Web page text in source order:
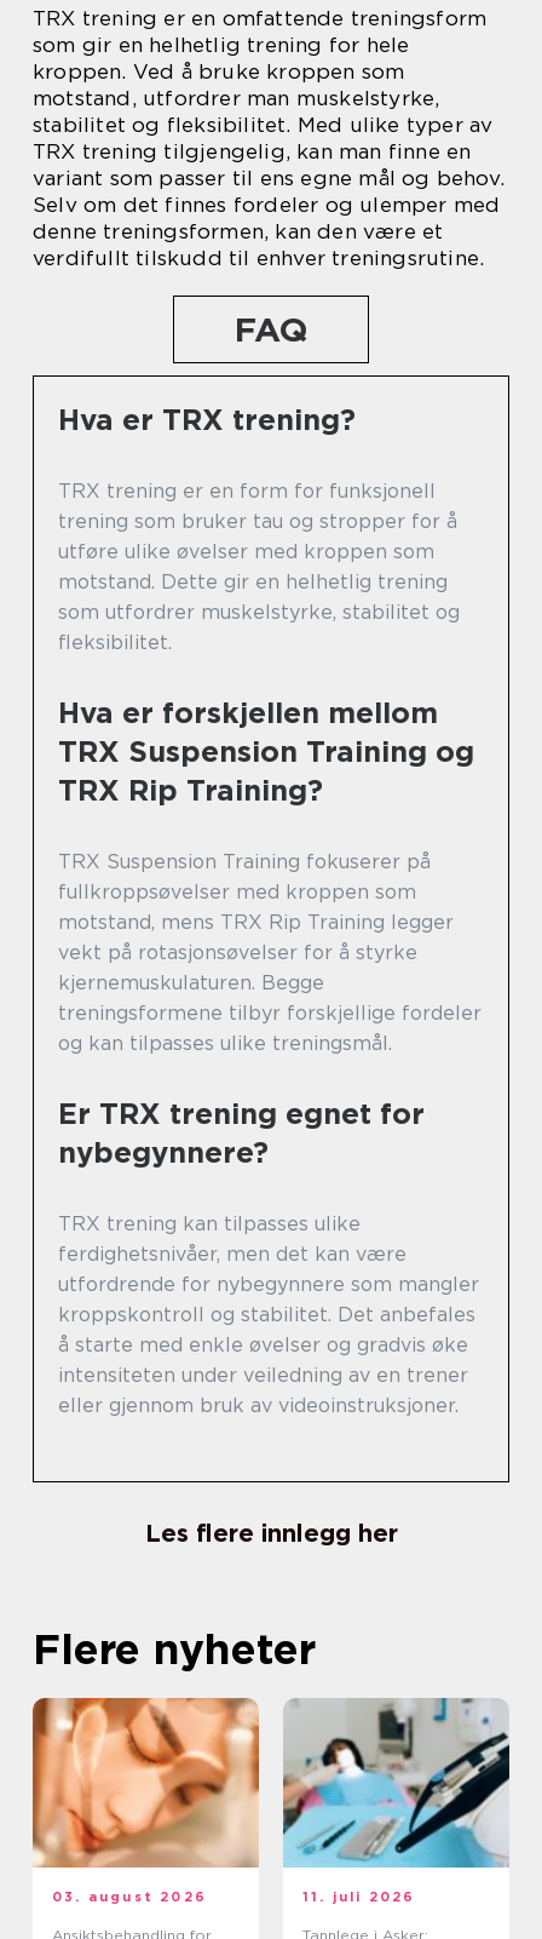
TRX trening er en omfattende treningsform
som gir en helhetlig trening for hele
kroppen. Ved å bruke kroppen som
motstand, utfordrer man muskelstyrke,
stabilitet og fleksibilitet. Med ulike typer av
TRX trening tilgjengelig, kan man finne en
variant som passer til ens egne mål og behov.
Selv om det finnes fordeler og ulemper med
denne treningsformen, kan den være et
verdifullt tilskudd til enhver treningsrutine.
FAQ
Hva er TRX trening?
TRX trening er en form for funksjonell
trening som bruker tau og stropper for å
utføre ulike øvelser med kroppen som
motstand. Dette gir en helhetlig trening
som utfordrer muskelstyrke, stabilitet og
fleksibilitet.
Hva er forskjellen mellom
TRX Suspension Training og
TRX Rip Training?
TRX Suspension Training fokuserer på
fullkroppsøvelser med kroppen som
motstand, mens TRX Rip Training legger
vekt på rotasjonsøvelser for å styrke
kjernemuskulaturen. Begge
treningsformene tilbyr forskjellige fordeler
og kan tilpasses ulike treningsmål.
Er TRX trening egnet for
nybegynnere?
TRX trening kan tilpasses ulike
ferdighetsnivåer, men det kan være
utfordrende for nybegynnere som mangler
kroppskontroll og stabilitet. Det anbefales
å starte med enkle øvelser og gradvis øke
intensiteten under veiledning av en trener
eller gjennom bruk av videoinstruksjoner.
Les flere innlegg her
Flere nyheter
03. august 2026
Ansiktsbehandling for
11. juli 2026
Tannlege i Asker: